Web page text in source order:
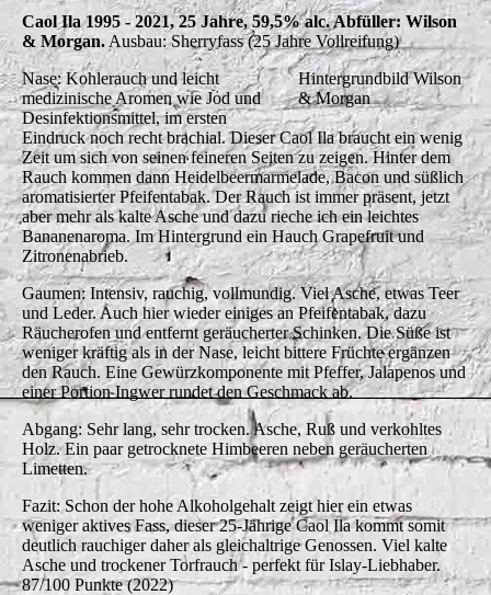
Caol Ila 1995 - 2021, 25 Jahre, 59,5% alc. Abfüller: Wilson
& Morgan. Ausbau: Sherryfass (25 Jahre Vollreifung)
Hintergrundbild Wilson
& Morgan
Nase: Kohlerauch und leicht
medizinische Aromen wie Jod und
Desinfektionsmittel, im ersten
Eindruck noch recht brachial. Dieser Caol Ila braucht ein wenig
Zeit um sich von seinen feineren Seiten zu zeigen. Hinter dem
Rauch kommen dann Heidelbeermarmelade, Bacon und süßlich
aromatisierter Pfeifentabak. Der Rauch ist immer präsent, jetzt
aber mehr als kalte Asche und dazu rieche ich ein leichtes
Bananenaroma. Im Hintergrund ein Hauch Grapefruit und
Zitronenabrieb.
Gaumen: Intensiv, rauchig, vollmundig. Viel Asche, etwas Teer
und Leder. Auch hier wieder einiges an Pfeifentabak, dazu
Räucherofen und entfernt geräucherter Schinken. Die Süße ist
weniger kräftig als in der Nase, leicht bittere Früchte ergänzen
den Rauch. Eine Gewürzkomponente mit Pfeffer, Jalapenos und
einer Portion Ingwer rundet den Geschmack ab.
Abgang: Sehr lang, sehr trocken. Asche, Ruß und verkohltes
Holz. Ein paar getrocknete Himbeeren neben geräucherten
Limetten.
Fazit: Schon der hohe Alkoholgehalt zeigt hier ein etwas
weniger aktives Fass, dieser 25-Jährige Caol Ila kommt somit
deutlich rauchiger daher als gleichaltrige Genossen. Viel kalte
Asche und trockener Torfrauch - perfekt für Islay-Liebhaber.
87/100 Punkte (2022)